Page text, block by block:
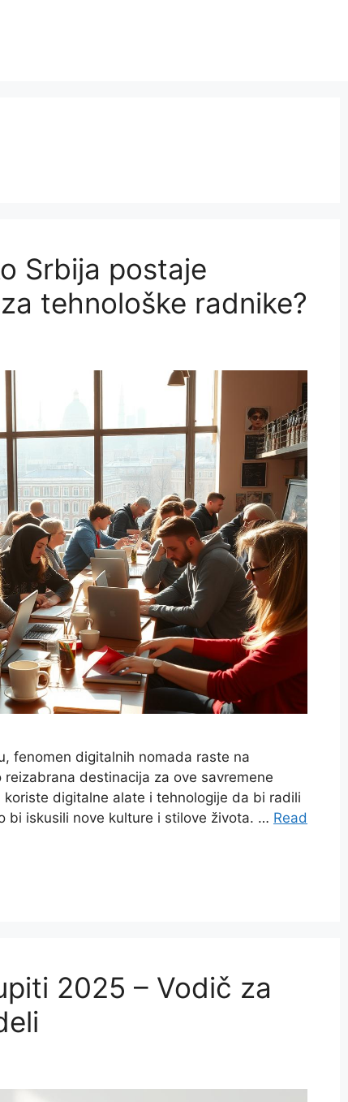
Srbija postaje
tehnološke radnike?
fenomen digitalnih nomada raste na
destinacija za ove savremene
digitalne alate i tehnologije da bi radili
bi iskusili nove kulture i stilove života. … Read
2025 – Vodič za